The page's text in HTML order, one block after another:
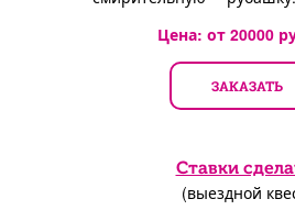
Цена: от 20000
ЗАКАЗАТЬ
Ставки
(выездной